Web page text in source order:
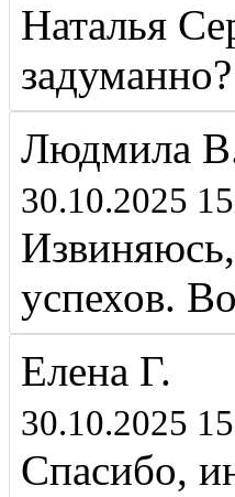
Наталья
Людмила
30.10.2025
успехов.
Елена Г.
30.10.2025
Спасибо,